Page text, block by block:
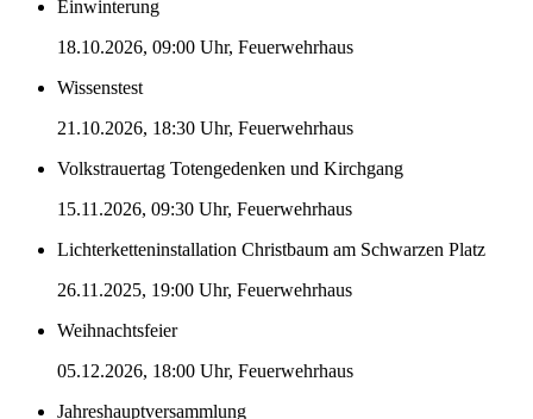
Einwinterung
18.10.2026, 09:00 Uhr, Feuerwehrhaus
Wissenstest
21.10.2026, 18:30 Uhr, Feuerwehrhaus
Volkstrauertag Totengedenken und Kirchgang
15.11.2026, 09:30 Uhr, Feuerwehrhaus
Lichterketteninstallation Christbaum am Schwarzen Platz
26.11.2025, 19:00 Uhr, Feuerwehrhaus
Weihnachtsfeier
05.12.2026, 18:00 Uhr, Feuerwehrhaus
Jahreshauptversammlung